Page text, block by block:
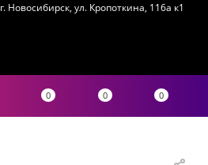
г. Новосибирск, ул. Кропоткина, 116а к1
0 0 0